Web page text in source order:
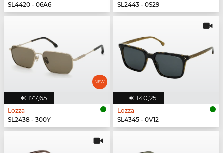
SL4420 - 06A6
SL2443 - 0S29
€ 177,65
Lozza
SL2438 - 300Y
€ 140,25
Lozza
SL4345 - 0V12